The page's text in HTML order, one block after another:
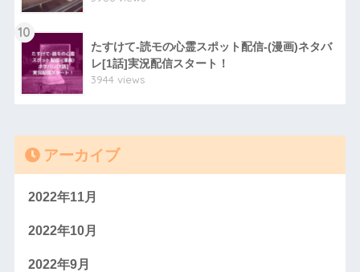
10
たすけて-読モの心霊スポット配信-(漫画)ネタバ
レ[1話]実況配信スタート！
3944 views
アーカイブ
2022年11月
2022年10月
2022年9月